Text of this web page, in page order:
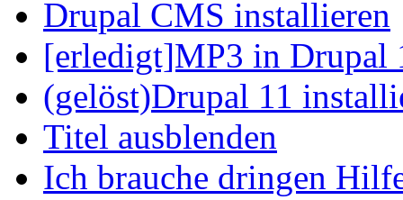
Drupal CMS installieren
[erledigt]MP3 in Drupal
(gelöst)Drupal 11
Titel ausblenden
Ich brauche dringen